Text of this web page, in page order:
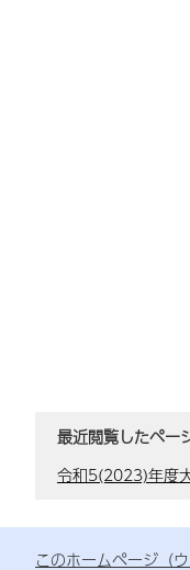
最近閲覧したペー
令和5(2023)年度
このホームページ（